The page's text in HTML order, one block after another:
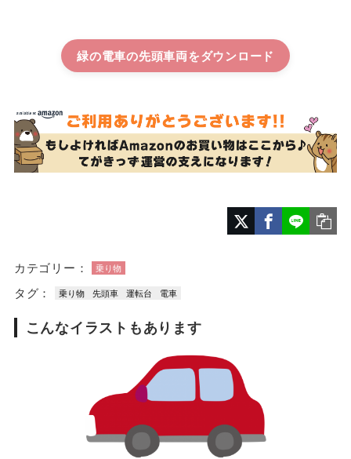
緑の電車の先頭車両
カテゴリー： 乗り物
タグ： 乗り物 先頭車 運転台 電車
こんなイラストもあります